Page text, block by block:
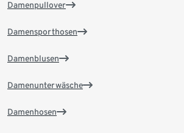
Damenpullover
Damensporthosen
Damenblusen
Damenunterwäsche
Damenhosen